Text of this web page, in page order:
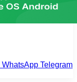
WhatsApp Telegram